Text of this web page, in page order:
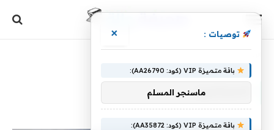
السياحيين
توصيات : ×
باقة متميزة VIP (كود: AA26790):
ماسنجر المسلم
باقة متميزة VIP (كود: AA35872):